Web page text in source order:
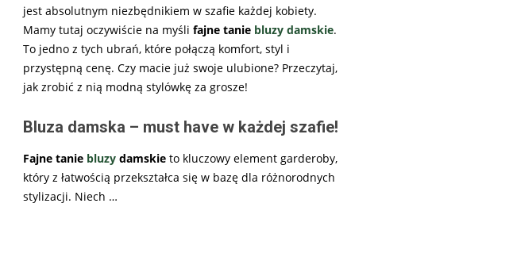
jest absolutnym niezbędnikiem w szafie każdej kobiety.
Mamy tutaj oczywiście na myśli fajne tanie bluzy damskie.
To jedno z tych ubrań, które połączą komfort, styl i
przystępną cenę. Czy macie już swoje ulubione? Przeczytaj,
jak zrobić z nią modną stylówkę za grosze!
Bluza damska – must have w każdej szafie!
Fajne tanie bluzy damskie to kluczowy element garderoby,
który z łatwością przekształca się w bazę dla różnorodnych
stylizacji. Niech …